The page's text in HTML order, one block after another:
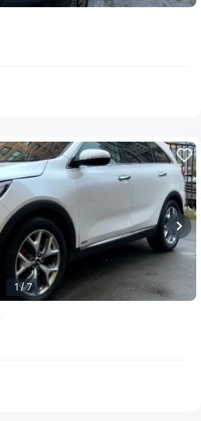
1 / 7